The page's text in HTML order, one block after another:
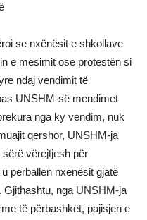
se nxënësit e shkollave
e mësimit ose protestën si
ndaj vendimit të
UNSHM-së mendimet
nga ky vendim, nuk
qershor, UNSHM-ja
vërejtjesh për
përballen nxënësit gjatë
Gjithashtu, nga UNSHM-ja
të përbashkët, pajisjen e